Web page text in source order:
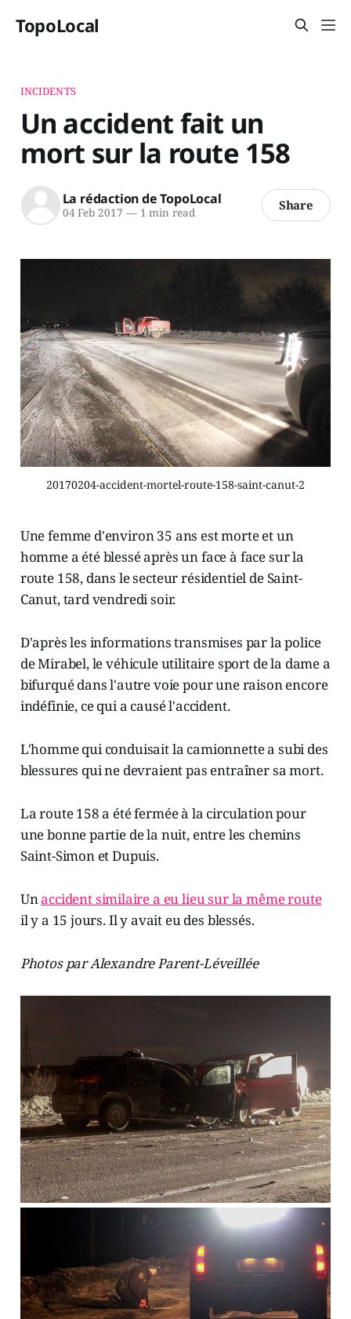
TopoLocal
INCIDENTS
Un accident fait un
mort sur la route 158
La rédaction de TopoLocal
04 Feb 2017 —1 min read Share
20170204-accident-mortel-route-158-saint-canut-2
Une femme d'environ 35 ans est morte et un
homme a été blessé après un face à face sur la
route 158, dans le secteur résidentiel de Saint-
Canut, tard vendredi soir.
D'après les informations transmises par la police
de Mirabel, le véhicule utilitaire sport de la dame a
bifurqué dans l'autre voie pour une raison encore
indéfinie, ce qui a causé l'accident.
L'homme qui conduisait la camionnette a subi des
blessures qui ne devraient pas entraîner sa mort.
La route 158 a été fermée à la circulation pour
une bonne partie de la nuit, entre les chemins
Saint-Simon et Dupuis.
Unaccident similaire a eu lieu sur la même route
il y a 15 jours. Il y avait eu des blessés.
Photos par Alexandre Parent-Léveillée